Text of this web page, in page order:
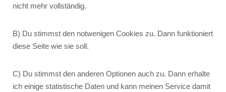
(Andere Anfragen kläre ich gern gemeinsam im
nicht mehr vollständig.
B) Du stimmst den notwenigen Cookies zu. Dann funktioniert
diese Seite wie sie soll.
C) Du stimmst den anderen Optionen auch zu. Dann erhalte
ich einige statistische Daten und kann meinen Service damit